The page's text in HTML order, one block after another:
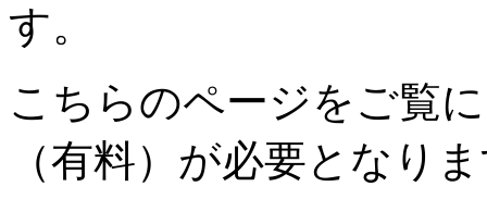
す。
こちらのページをご覧
（有料）が必要となり